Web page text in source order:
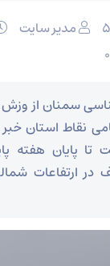
مدیر سایت
۰
سمنان از وزش
نقاط استان خبر
پایان هفته
در ارتفاعات